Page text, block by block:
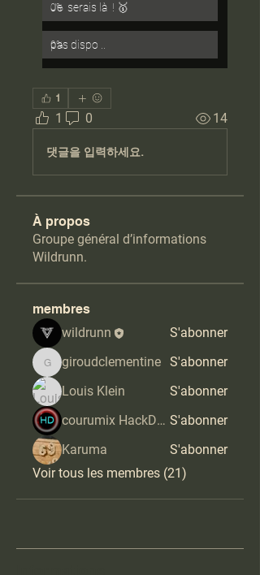
0%
Je  serais là  ! 🥇
0%
pas dispo ..
1
1 0 14
댓글을 입력하세요.
À propos
Groupe général d’informations
Wildrunn.
membres
wildrunn
S'abonner
giroudclementine
giroudclementine S'abonner
Louis Klein
S'abonner
courumix HackDoros S'abonner
Karuma
S'abonner
Voir tous les membres (21)